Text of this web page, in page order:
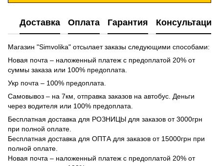
Доставка Оплата Гарантия Консультация
Магазин "Simvolika" отсылает заказы следующими способами:
Новая почта – наложенный платеж с предоплатой 20% от
суммы заказа или 100% предоплата.
Укр почта – 100% предоплата.
Самовывоз – на 7км, отправка заказов на автобус. Деньги
через водителя или 100% предоплата.
Бесплатная доставка для РОЗНИЦЫ для заказов от 3000грн
при полной оплате.
Бесплатная доставка для ОПТА для заказов от 15000грн при
полной оплате.
Новая почта – наложенный платеж с предоплатой 20% от